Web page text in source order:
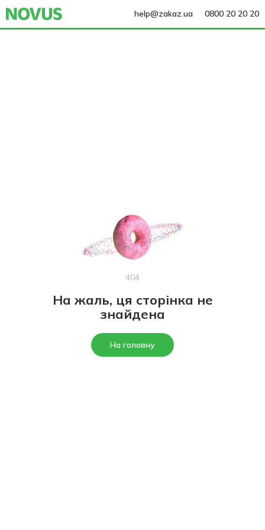
help@zakaz.ua 0800 20 20 20
404
На жаль, ця сторінка не
знайдена
На головну